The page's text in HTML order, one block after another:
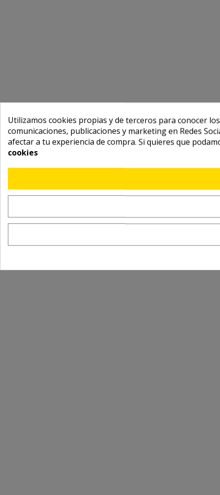
Utilizamos cookies propias y de terceros para conocer
comunicaciones, publicaciones y marketing en Redes
afectar a tu experiencia de compra. Si quieres que
cookies